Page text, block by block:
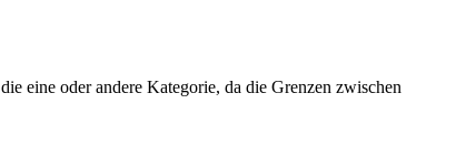
eine oder andere Kategorie, da die Grenzen zwischen